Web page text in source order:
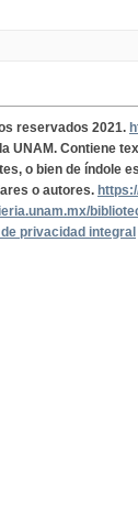
reservados 2021.
UNAM. Contiene
o bien de índole
o autores.
privacidad integral